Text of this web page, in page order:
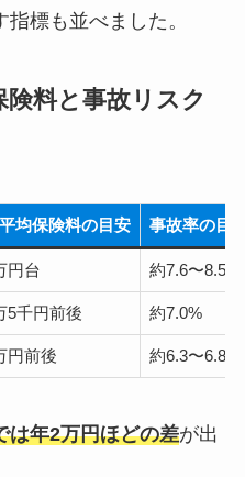
標も並べました。
料と事故リスク
均保険料の目安 事故率の目
円台 約7.6〜8.5%
5千円前後 約7.0%
円前後 約6.3〜6.8%
は年2万円ほどの差が出